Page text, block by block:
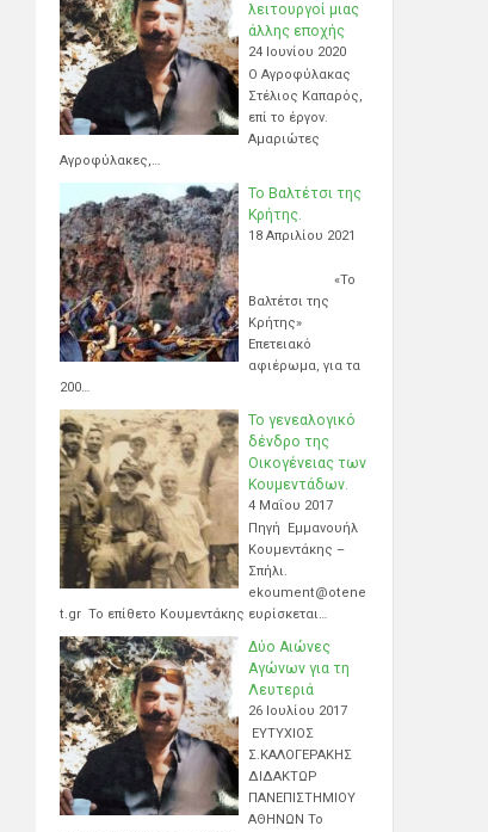
λειτουργοί μιας
άλλης εποχής
24 Ιουνίου 2020
Ο Αγροφύλακας
Στέλιος Καπαρός,
επί το έργον.
Αμαριώτες
Αγροφύλακες,…
Το Βαλτέτσι της
Κρήτης.
18 Απριλίου 2021
«Το
Βαλτέτσι της
Κρήτης»
Επετειακό
αφιέρωμα, για τα
200…
Το γενεαλογικό
δένδρο της
Οικογένειας των
Κουμεντάδων.
4 Μαΐου 2017
Πηγή Εμμανουήλ
Κουμεντάκης –
Σπήλι.
ekoument@otene
t.gr Το επίθετο Κουμεντάκης ευρίσκεται…
Δύο Αιώνες
Αγώνων για τη
Λευτεριά
26 Ιουλίου 2017
ΕΥΤΥΧΙΟΣ
Σ.ΚΑΛΟΓΕΡΑΚΗΣ
ΔΙΔΑΚΤΩΡ
ΠΑΝΕΠΙΣΤΗΜΙΟΥ
ΑΘΗΝΩΝ Το